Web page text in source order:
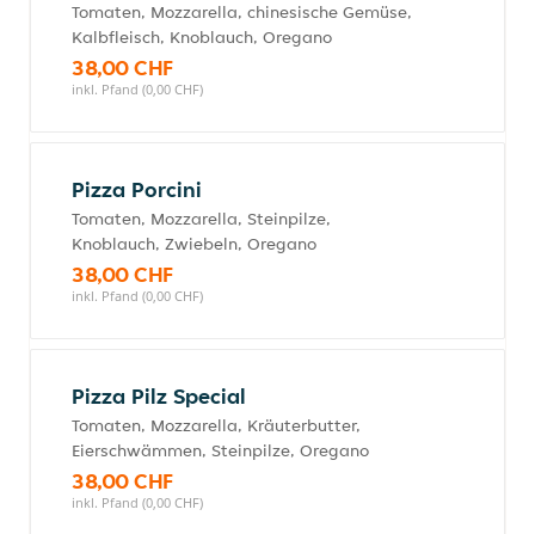
Tomaten, Mozzarella, chinesische Gemüse,
Kalbfleisch, Knoblauch, Oregano
38,00 CHF
inkl. Pfand (0,00 CHF)
Pizza Porcini
Tomaten, Mozzarella, Steinpilze,
Knoblauch, Zwiebeln, Oregano
38,00 CHF
inkl. Pfand (0,00 CHF)
Pizza Pilz Special
Tomaten, Mozzarella, Kräuterbutter,
Eierschwämmen, Steinpilze, Oregano
38,00 CHF
inkl. Pfand (0,00 CHF)